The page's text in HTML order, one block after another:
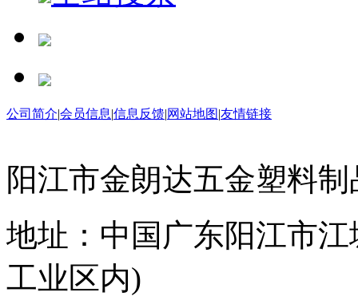
公司简介|会员信息|信息反馈|网站地图|友情链接
阳江市金朗达五金塑料
地址：中国广东阳江市
工业区内)